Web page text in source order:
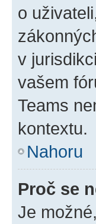
o
v
vašem
Teams
kontextu.
Nahoru
Proč se
Je